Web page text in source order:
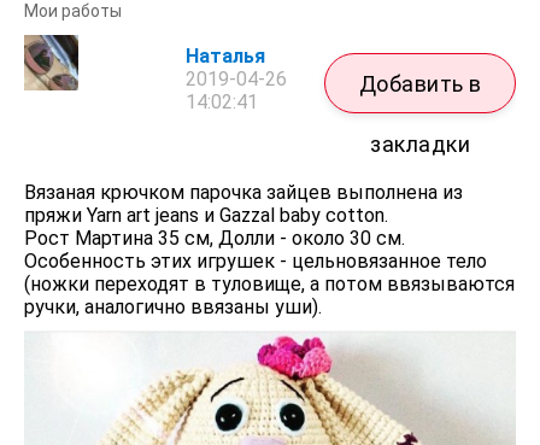
Мои работы
Наталья
2019-04-26
14:02:41
Добавить в
закладки
Вязаная крючком парочка зайцев выполнена из
пряжи Yarn art jeans и Gazzal baby cotton.
Рост Мартина 35 см, Долли - около 30 см.
Особенность этих игрушек - цельновязанное тело
(ножки переходят в туловище, а потом ввязываются
ручки, аналогично ввязаны уши).